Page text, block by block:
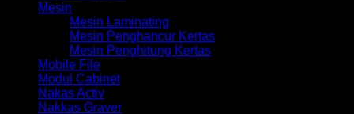
Mesin
Mesin Laminating
Mesin Penghancur Kertas
Mesin Penghitung Kertas
Mobile File
Modul Cabinet
Nakas Activ
Nakkas Graver